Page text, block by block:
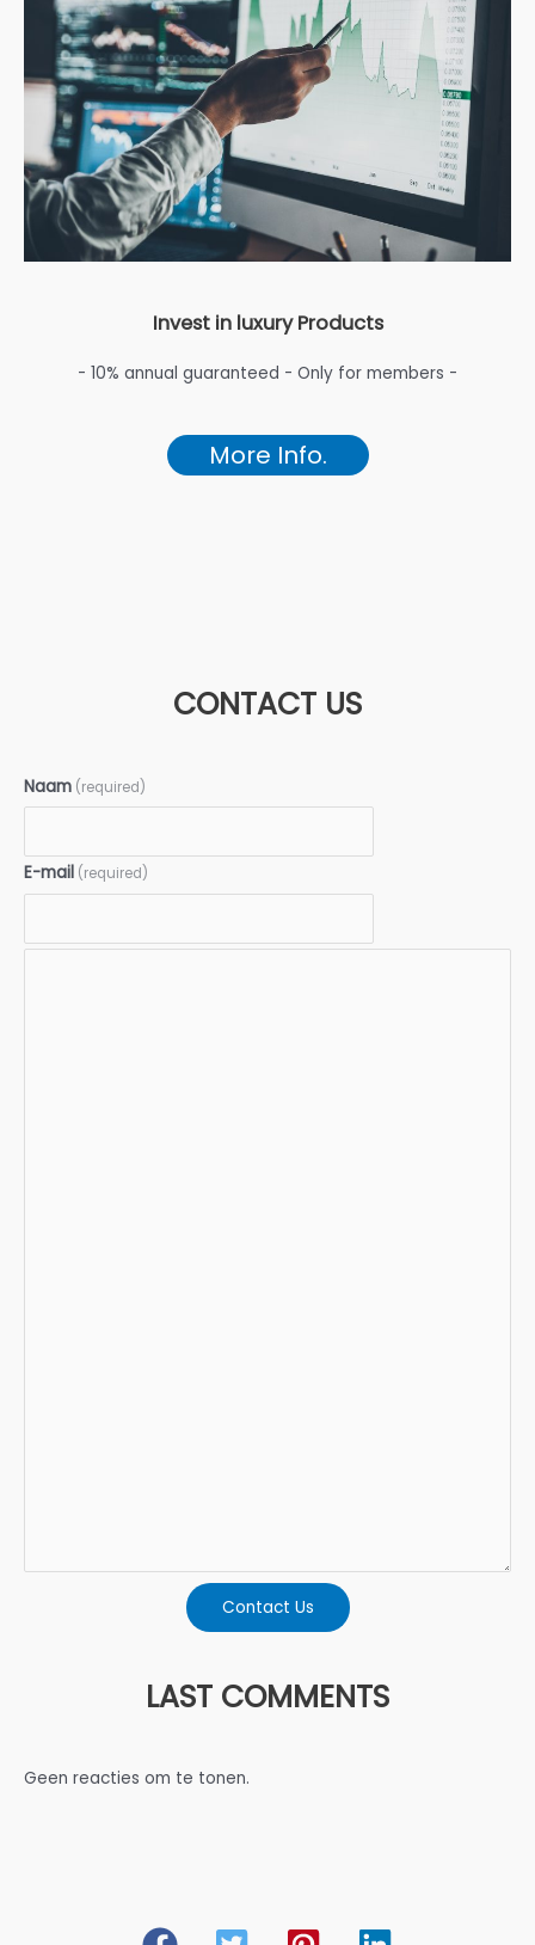
Invest in luxury Products
- 10% annual guaranteed - Only for members -
More Info.
CONTACT US
Naam (required)
E-mail (required)
Contact Us
LAST COMMENTS
Geen reacties om te tonen.